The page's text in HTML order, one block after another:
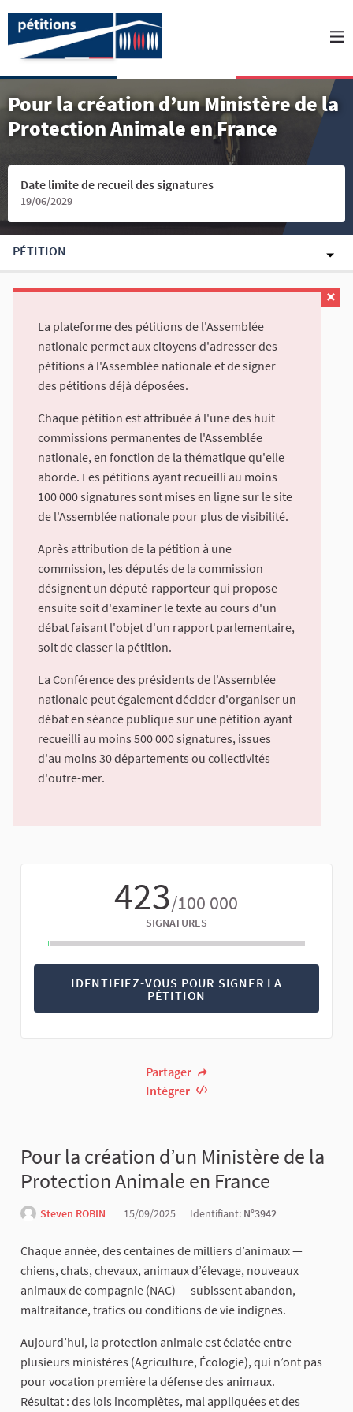
Pour la création d’un Ministère de la
Protection Animale en France
Date limite de recueil des signatures
19/06/2029
PÉTITION
La plateforme des pétitions de l'Assemblée
nationale permet aux citoyens d'adresser des
pétitions à l'Assemblée nationale et de signer
des pétitions déjà déposées.
Chaque pétition est attribuée à l'une des huit
commissions permanentes de l'Assemblée
nationale, en fonction de la thématique qu'elle
aborde. Les pétitions ayant recueilli au moins
100 000 signatures sont mises en ligne sur le site
de l'Assemblée nationale pour plus de visibilité.
Après attribution de la pétition à une
commission, les députés de la commission
désignent un député-rapporteur qui propose
ensuite soit d'examiner le texte au cours d'un
débat faisant l'objet d'un rapport parlementaire,
soit de classer la pétition.
La Conférence des présidents de l'Assemblée
nationale peut également décider d'organiser un
débat en séance publique sur une pétition ayant
recueilli au moins 500 000 signatures, issues
d'au moins 30 départements ou collectivités
d'outre-mer.
423/100 000
SIGNATURES
IDENTIFIEZ-VOUS POUR SIGNER LA
PÉTITION
Partager
Intégrer
Pour la création d’un Ministère de la
Protection Animale en France
Steven ROBIN 15/09/2025 Identifiant: N°3942
Chaque année, des centaines de milliers d’animaux —
chiens, chats, chevaux, animaux d’élevage, nouveaux
animaux de compagnie (NAC) — subissent abandon,
maltraitance, trafics ou conditions de vie indignes.
Aujourd’hui, la protection animale est éclatée entre
plusieurs ministères (Agriculture, Écologie), qui n’ont pas
pour vocation première la défense des animaux.
Résultat : des lois incomplètes, mal appliquées et des